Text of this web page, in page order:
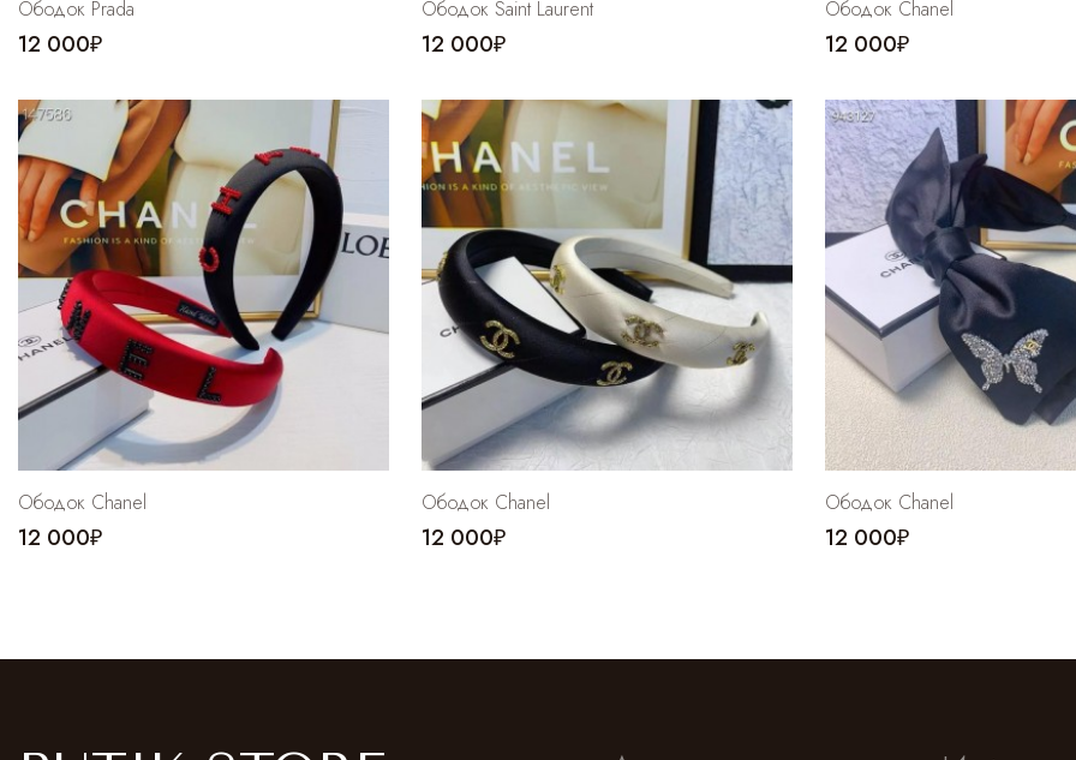
Ободок Prada
12 000₽
Ободок Saint Laurent
12 000₽
Ободок Chanel
12 000₽
Ободок Chanel
12 000₽
Ободок Chanel
12 000₽
Ободок Chanel
12 000₽